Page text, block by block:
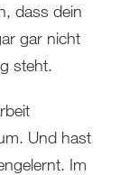
dass dein
gar nicht
steht.
Und hast
Im